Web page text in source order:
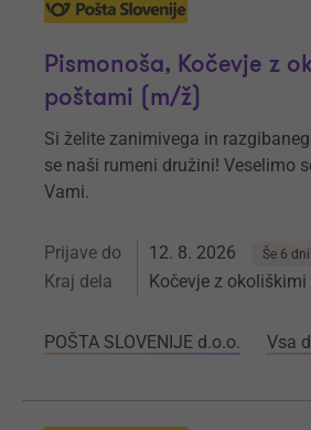
Pismonoša, Kočevje z
poštami (m/ž)
Si želite zanimivega in
se naši rumeni družini! Veselimo
Vami.
Prijave do 12. 8. 2026 Še 6 dni
Kraj dela Kočevje z
POŠTA SLOVENIJE d.o.o. Vsa